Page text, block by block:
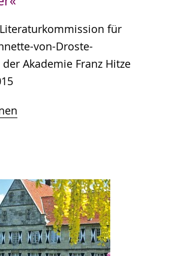
für
von-Droste-
Akademie Franz Hitze